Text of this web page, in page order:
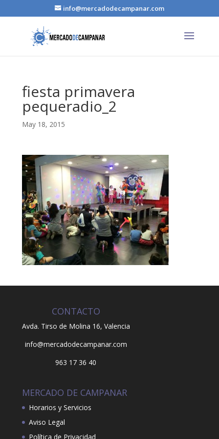
info@mercadodecampanar.com
fiesta primavera
pequeradio_2
May 18, 2015
CONTACTO
Avda. Tirso de Molina 16, Valencia
info@mercadodecampanar.com
963 17 36 40
MERCADO DE CAMPANAR
Horarios y Servicios
Aviso Legal
Política de Privacidad